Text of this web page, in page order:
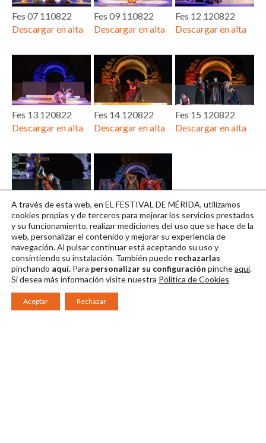
Fes 07 110822
Descargar en alta
Fes 09 110822
Descargar en alta
Fes 12 120822
Descargar en alta
Fes 13 120822
Descargar en alta
Fes 14 120822
Descargar en alta
Fes 15 120822
Descargar en alta
Fes 17 120822
Descargar en alta
Fes 19 120822
Descargar en alta
A través de esta web, en EL FESTIVAL DE MÉRIDA, utilizamos
cookies propias y de terceros para mejorar los servicios prestados
y su funcionamiento, realizar mediciones del uso que se hace de la
web, personalizar el contenido y mejorar su experiencia de
navegación. Al pulsar continuarestá aceptando su uso y
consintiendo su instalación. También puede rechazarlas
pinchando aquí. Para personalizar su configuración pincheaquí.
Si desea más información visite nuestra Política de Cookies
Aceptar Rechazar